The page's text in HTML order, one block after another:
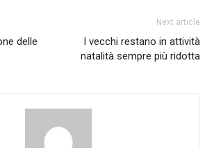
delle
Next article
I vecchi restano in attività
natalità sempre più ridotta